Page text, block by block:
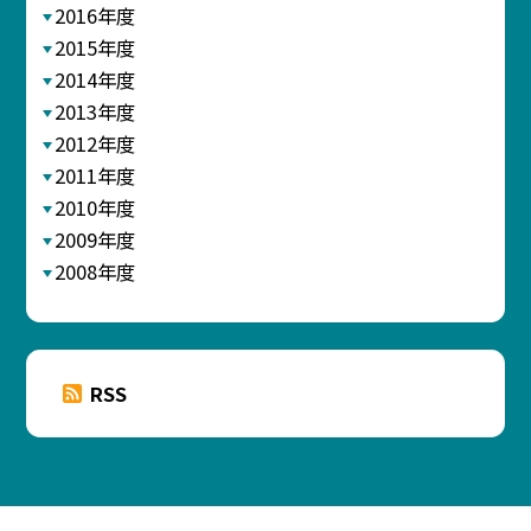
2016年度
2015年度
2014年度
2013年度
2012年度
2011年度
2010年度
2009年度
2008年度
RSS